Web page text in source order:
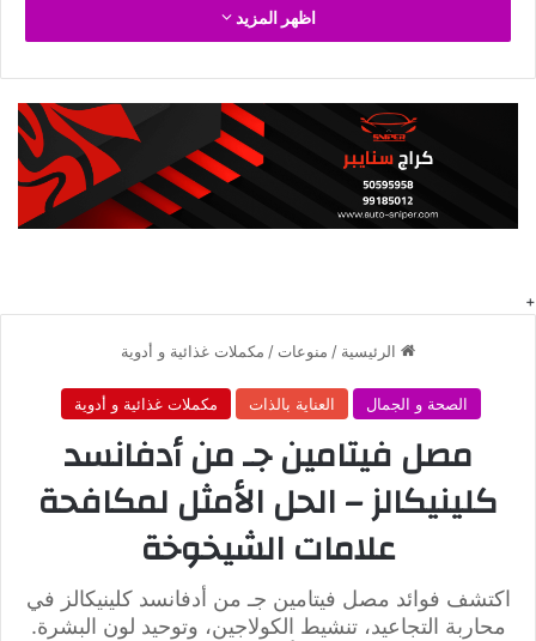
عملية التمثيل الغذائي وتحقيق فقدان الوزن الصحي بسرعة وفعالية.
لماذا تحتاج إلى AMPK Metabolic Activator؟
إذا كنت تعاني من بطء في عملية الأيض، أو تجد صعوبة في فقدان
الوزن رغم التمارين الرياضية والنظام الغذائي الصحي، فإن هذا
المنتج هو الخيار المثالي لك. يعمل AMPK Metabolic Activator
اظهر المزيد